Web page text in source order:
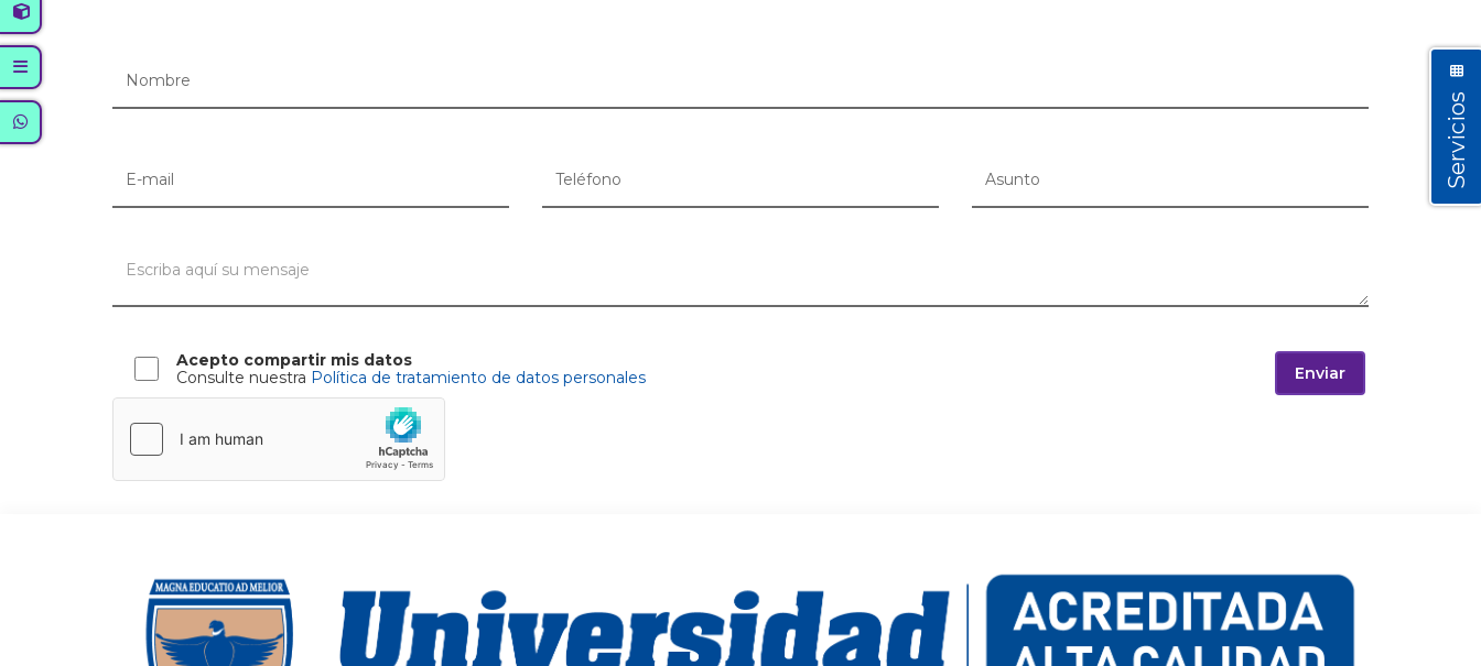
Acepto compartir mis datos
Consulte nuestra Política de tratamiento de datos personales Enviar
Servicios